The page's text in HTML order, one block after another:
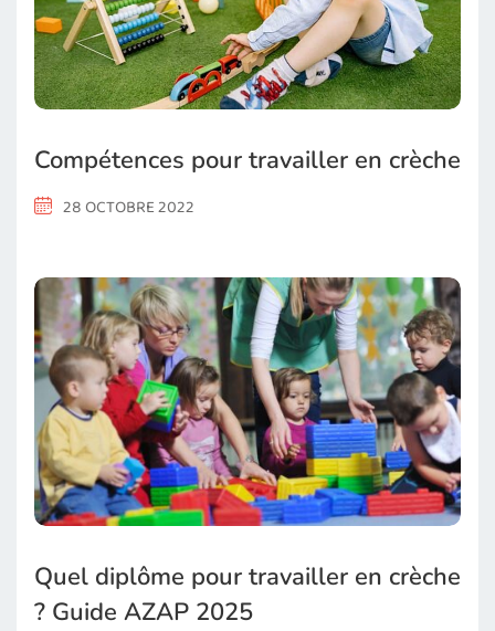
Compétences pour travailler en crèche
28 OCTOBRE 2022
Quel diplôme pour travailler en crèche
? Guide AZAP 2025